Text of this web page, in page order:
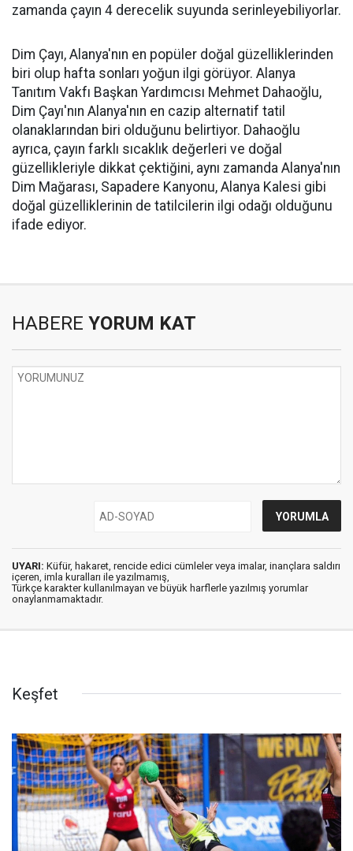
zamanda çayın 4 derecelik suyunda serinleyebiliyorlar.
Dim Çayı, Alanya'nın en popüler doğal güzelliklerinden
biri olup hafta sonları yoğun ilgi görüyor. Alanya
Tanıtım Vakfı Başkan Yardımcısı Mehmet Dahaoğlu,
Dim Çayı'nın Alanya'nın en cazip alternatif tatil
olanaklarından biri olduğunu belirtiyor. Dahaoğlu
ayrıca, çayın farklı sıcaklık değerleri ve doğal
güzellikleriyle dikkat çektiğini, aynı zamanda Alanya'nın
Dim Mağarası, Sapadere Kanyonu, Alanya Kalesi gibi
doğal güzelliklerinin de tatilcilerin ilgi odağı olduğunu
ifade ediyor.
HABERE YORUM KAT
UYARI: Küfür, hakaret, rencide edici cümleler veya imalar, inançlara saldırı
içeren, imla kuralları ile yazılmamış,
Türkçe karakter kullanılmayan ve büyük harflerle yazılmış yorumlar
onaylanmamaktadır.
Keşfet